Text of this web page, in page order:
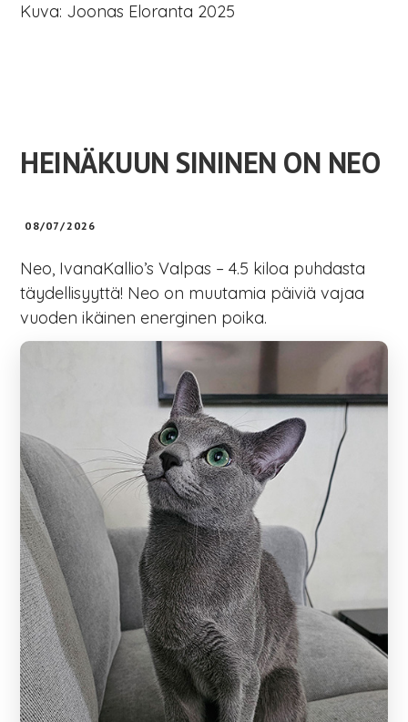
Kuva: Joonas Eloranta 2025
HEINÄKUUN SININEN ON NEO
08/07/2026
Neo, IvanaKallio’s Valpas – 4.5 kiloa puhdasta
täydellisyyttä! Neo on muutamia päiviä vajaa
vuoden ikäinen energinen poika.